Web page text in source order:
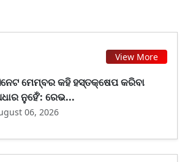
View More
ମେମ୍ବର କହି ହସ୍ତକ୍ଷେପ କରିବା
ନୁହେଁ’: ରେଭ...
06, 2026